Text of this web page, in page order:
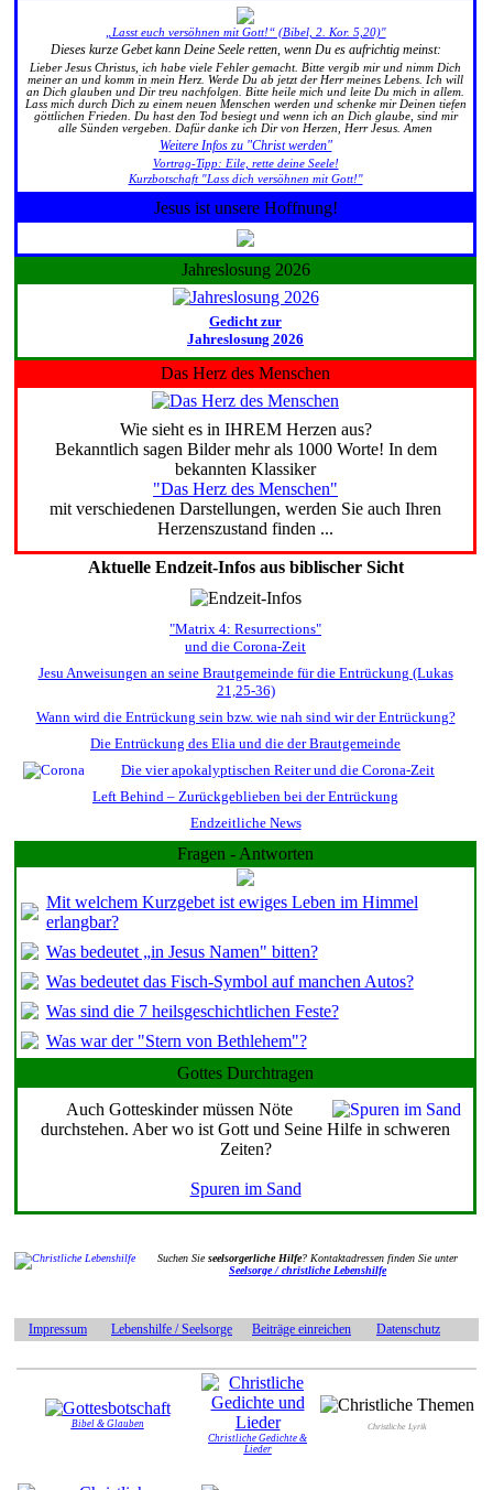
„Lasst euch versöhnen mit Gott!“ (Bibel, 2. Kor. 5,20)"
Dieses kurze Gebet kann Deine Seele retten, wenn Du es aufrichtig meinst:
Lieber Jesus Christus, ich habe viele Fehler gemacht. Bitte vergib mir und nimm Dich
meiner an und komm in mein Herz. Werde Du ab jetzt der Herr meines Lebens. Ich will
an Dich glauben und Dir treu nachfolgen. Bitte heile mich und leite Du mich in allem.
Lass mich durch Dich zu einem neuen Menschen werden und schenke mir Deinen tiefen
göttlichen Frieden. Du hast den Tod besiegt und wenn ich an Dich glaube, sind mir
alle Sünden vergeben. Dafür danke ich Dir von Herzen, Herr Jesus. Amen
Weitere Infos zu "Christ werden"
Vortrag-Tipp: Eile, rette deine Seele!
Kurzbotschaft "Lass dich versöhnen mit Gott!"
Jesus ist unsere Hoffnung!
Jahreslosung 2026
Gedicht zur
Jahreslosung 2026
Das Herz des Menschen
Wie sieht es in IHREM Herzen aus?
Bekanntlich sagen Bilder mehr als 1000 Worte! In dem
bekannten Klassiker
"Das Herz des Menschen"
mit verschiedenen Darstellungen, werden Sie auch Ihren
Herzenszustand finden ...
Aktuelle Endzeit-Infos aus biblischer Sicht
"Matrix 4: Resurrections"
und die Corona-Zeit
Jesu Anweisungen an seine Brautgemeinde für die Entrückung (Lukas
21,25-36)
Wann wird die Entrückung sein bzw. wie nah sind wir der Entrückung?
Die Entrückung des Elia und die der Brautgemeinde
Die vier apokalyptischen Reiter und die Corona-Zeit
Left Behind – Zurückgeblieben bei der Entrückung
Endzeitliche News
Fragen - Antworten
Mit welchem Kurzgebet ist ewiges Leben im Himmel
erlangbar?
Was bedeutet „in Jesus Namen" bitten?
Was bedeutet das Fisch-Symbol auf manchen Autos?
Was sind die 7 heilsgeschichtlichen Feste?
Was war der "Stern von Bethlehem"?
Gottes Durchtragen
Auch Gotteskinder müssen Nöte
durchstehen. Aber wo ist Gott und Seine Hilfe in schweren
Zeiten?
Spuren im Sand
Suchen Sieseelsorgerliche Hilfe? Kontaktadressen finden Sie unter
Seelsorge / christliche Lebenshilfe
Impressum Lebenshilfe / Seelsorge Beiträge einreichen Datenschutz
Bibel & Glauben
Christliche Gedichte &
Lieder
Christliche Lyrik